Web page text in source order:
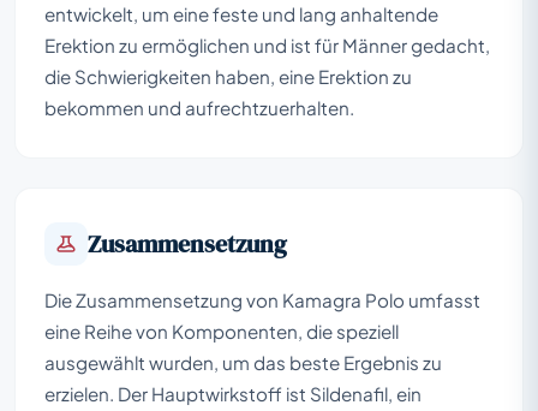
entwickelt, um eine feste und lang anhaltende
Erektion zu ermöglichen und ist für Männer gedacht,
die Schwierigkeiten haben, eine Erektion zu
bekommen und aufrechtzuerhalten.
Zusammensetzung
Die Zusammensetzung von Kamagra Polo umfasst
eine Reihe von Komponenten, die speziell
ausgewählt wurden, um das beste Ergebnis zu
erzielen. Der Hauptwirkstoff ist Sildenafil, ein